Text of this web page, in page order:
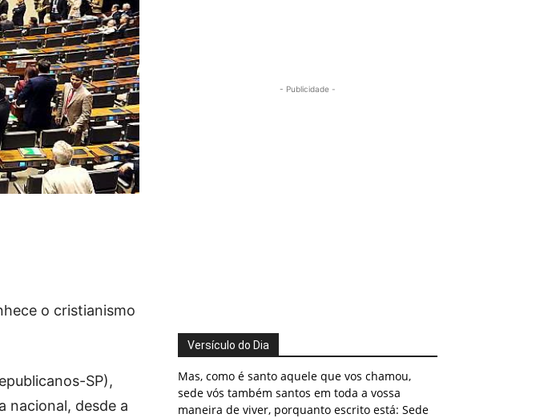
o cristianismo
SP),
nacional, desde a
- Publicidade -
Versículo do Dia
Mas, como é santo aquele que vos chamou,
sede vós também santos em toda a vossa
maneira de viver, porquanto escrito está: Sede